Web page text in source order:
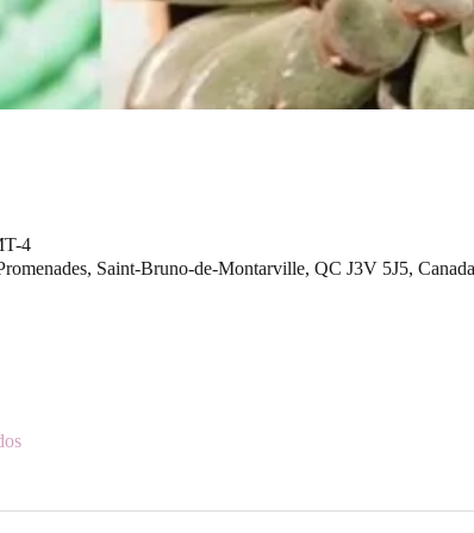
4
Saint-Bruno-de-Montarville, QC J3V 5J5, Canada